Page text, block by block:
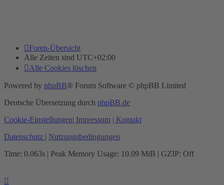
Foren-Übersicht
Alle Zeiten sind UTC+02:00
Alle Cookies löschen
Powered by phpBB® Forum Software © phpBB Limited
Deutsche Übersetzung durch phpBB.de
Cookie-Einstellungen| Impressum | Kontakt
Datenschutz | Nutzungsbedingungen
Time: 0.063s | Peak Memory Usage: 10.09 MiB | GZIP: Off